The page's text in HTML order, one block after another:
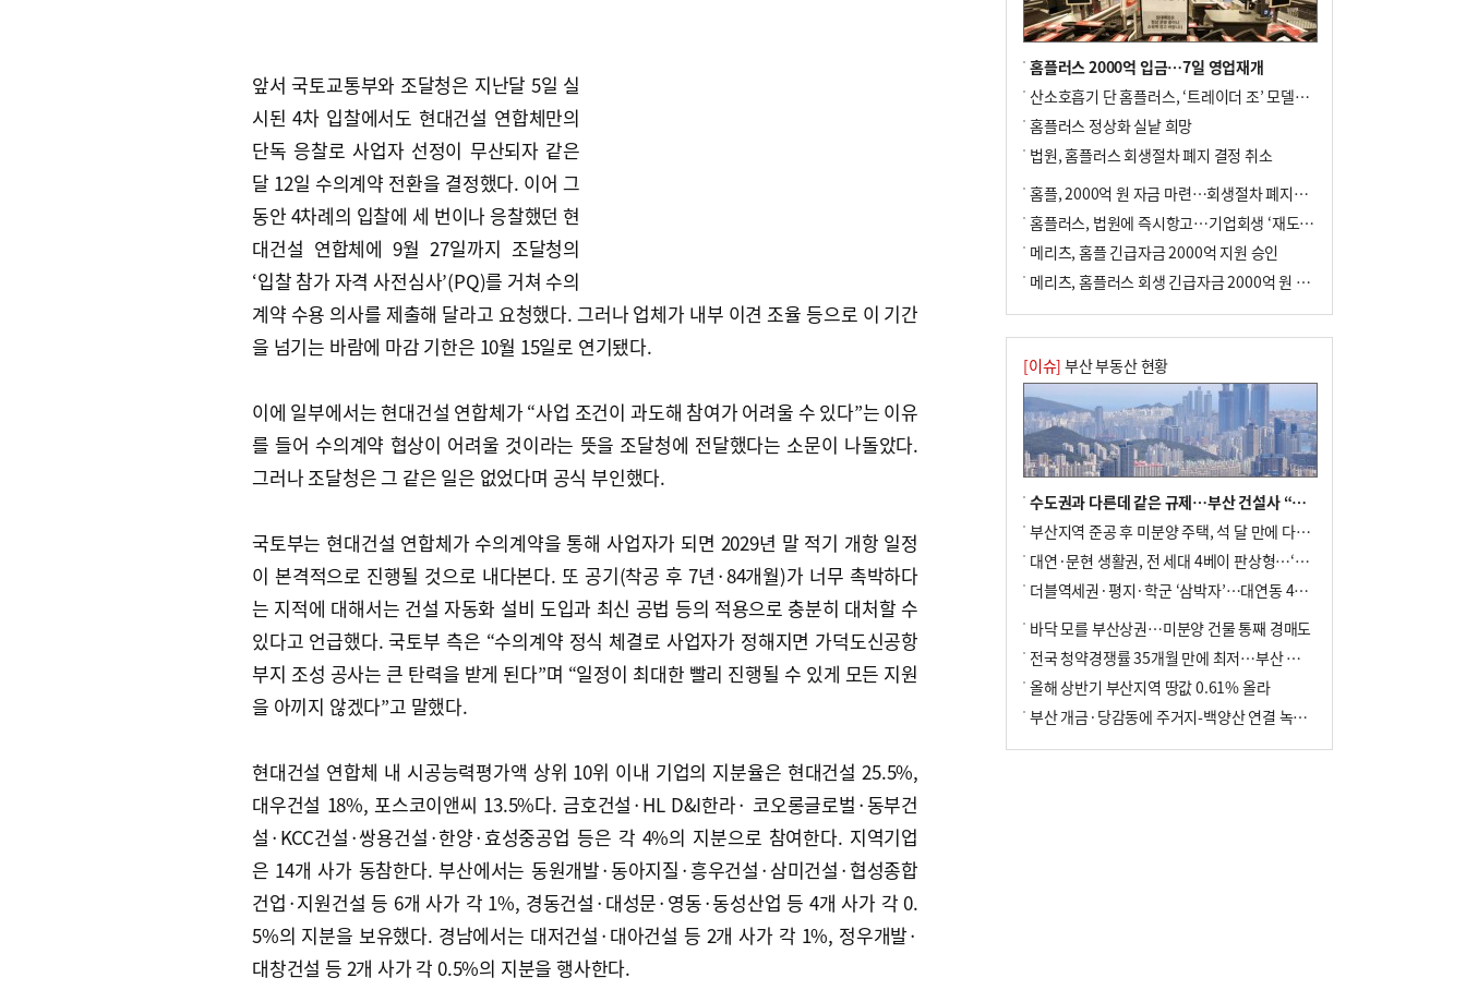
앞서 국토교통부와 조달청은 지난달 5일 실
시된 4차 입찰에서도 현대건설 연합체만의
단독 응찰로 사업자 선정이 무산되자 같은
달 12일 수의계약 전환을 결정했다. 이어 그
동안 4차례의 입찰에 세 번이나 응찰했던 현
대건설 연합체에 9월 27일까지 조달청의
‘입찰 참가 자격 사전심사’(PQ)를 거쳐 수의
계약 수용 의사를 제출해 달라고 요청했다. 그러나 업체가 내부 이견 조율 등으로 이 기간
을 넘기는 바람에 마감 기한은 10월 15일로 연기됐다.
이에 일부에서는 현대건설 연합체가 “사업 조건이 과도해 참여가 어려울 수 있다”는 이유
를 들어 수의계약 협상이 어려울 것이라는 뜻을 조달청에 전달했다는 소문이 나돌았다.
그러나 조달청은 그 같은 일은 없었다며 공식 부인했다.
국토부는 현대건설 연합체가 수의계약을 통해 사업자가 되면 2029년 말 적기 개항 일정
이 본격적으로 진행될 것으로 내다본다. 또 공기(착공 후 7년·84개월)가 너무 촉박하다
는 지적에 대해서는 건설 자동화 설비 도입과 최신 공법 등의 적용으로 충분히 대처할 수
있다고 언급했다. 국토부 측은 “수의계약 정식 체결로 사업자가 정해지면 가덕도신공항
부지 조성 공사는 큰 탄력을 받게 된다”며 “일정이 최대한 빨리 진행될 수 있게 모든 지원
을 아끼지 않겠다”고 말했다.
현대건설 연합체 내 시공능력평가액 상위 10위 이내 기업의 지분율은 현대건설 25.5%,
대우건설 18%, 포스코이앤씨 13.5%다. 금호건설·HL D&I한라· 코오롱글로벌·동부건
설·KCC건설·쌍용건설·한양·효성중공업 등은 각 4%의 지분으로 참여한다. 지역기업
은 14개 사가 동참한다. 부산에서는 동원개발·동아지질·흥우건설·삼미건설·협성종합
건업·지원건설 등 6개 사가 각 1%, 경동건설·대성문·영동·동성산업 등 4개 사가 각 0.
5%의 지분을 보유했다. 경남에서는 대저건설·대아건설 등 2개 사가 각 1%, 정우개발·
대창건설 등 2개 사가 각 0.5%의 지분을 행사한다.
홈플러스 2000억 입금…7일 영업재개
산소호흡기 단 홈플러스, ‘트레이더 조’ 모델로 살아날까
홈플러스 정상화 실낱 희망
법원, 홈플러스 회생절차 폐지 결정 취소
홈플, 2000억 원 자금 마련…회생절차 폐지에 즉시항고(종합)
홈플러스, 법원에 즉시항고…기업회생 ‘재도전’
메리츠, 홈플 긴급자금 2000억 지원 승인
메리츠, 홈플러스 회생 긴급자금 2000억 원 지원 승인
[이슈] 부산 부동산 현황
수도권과 다른데 같은 규제…부산 건설사 “쓰러지기 직전”
부산지역 준공 후 미분양 주택, 석 달 만에 다시 3000가구 넘어서
대연·문현 생활권, 전 세대 4베이 판상형…‘더샵 트리센트’ 내달 분양
더블역세권·평지·학군 ‘삼박자’…대연동 42층 브랜드 단지
바닥 모를 부산상권…미분양 건물 통째 경매도
전국 청약경쟁률 35개월 만에 최저…부산 미분양 ‘적체’ 심화
올해 상반기 부산지역 땅값 0.61% 올라
부산 개금·당감동에 주거지-백양산 연결 녹지 조성